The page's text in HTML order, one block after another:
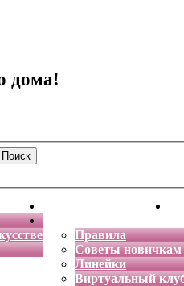
дома!
Энциклопедия кошек
Правила
Советы новичкам
Линейки
Виртуальный